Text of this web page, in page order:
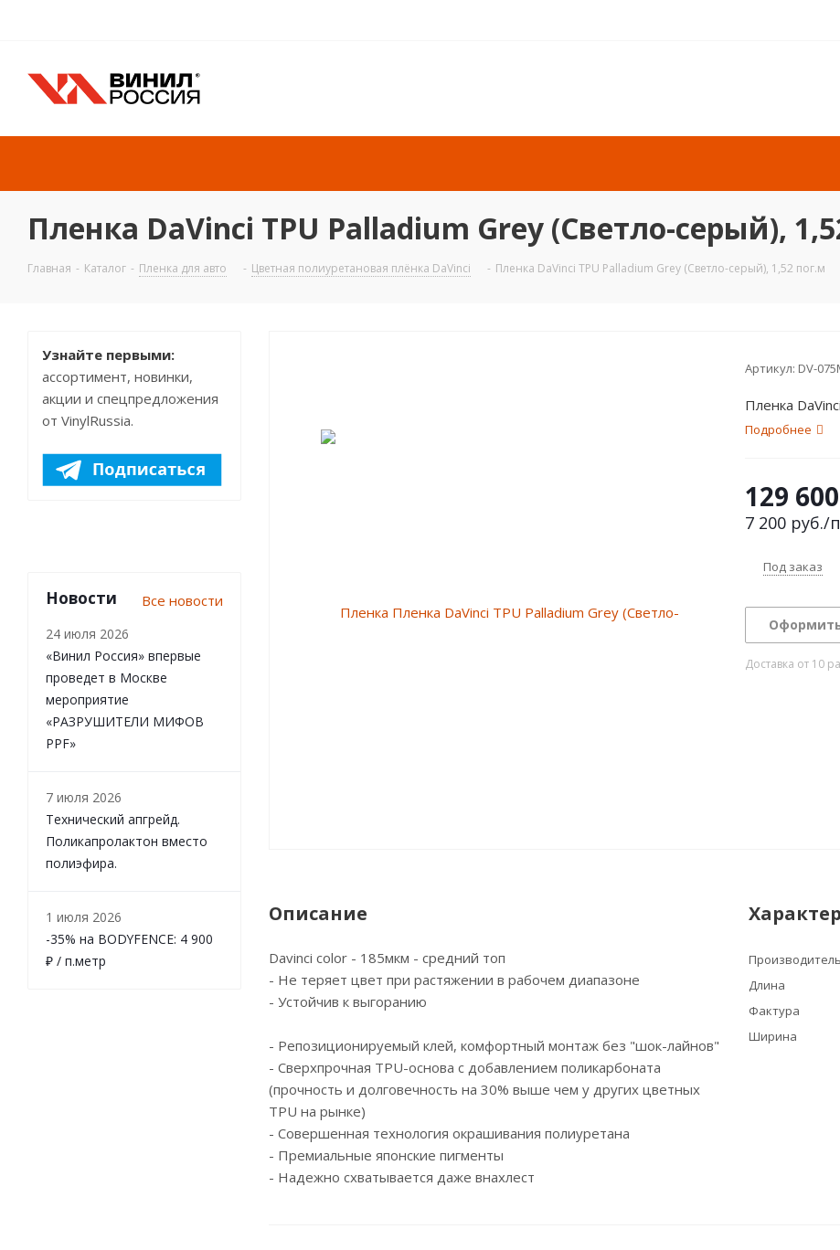
Пленка DaVinci TPU Palladium Grey (Светло-серый),
Главная - Каталог - Пленка для авто - Цветная полиуретановая плёнка DaVinci - Пленка DaVinci TPU Palladium Grey (Светло-серый), 1,52 пог.м
Артикул: DV-
Пленка
Подробнее
129
7 200 руб./
Под заказ
Доставка от 10
Описание
Davinci color - 185мкм - средний топ
- Не теряет цвет при растяжении в рабочем диапазоне
- Устойчив к выгоранию
- Репозиционируемый клей, комфортный монтаж без "шок-лайнов"
- Сверхпрочная TPU-основа с добавлением поликарбоната
(прочность и долговечность на 30% выше чем у других цветных
TPU на рынке)
- Cовершенная технология окрашивания полиуретана
- Премиальные японские пигменты
- Надежно схватывается даже внахлест
Производитель
Длина
Фактура
Ширина
Узнайте первыми:
ассортимент, новинки,
акции и спецпредложения
от VinylRussia.
Новости Все новости
24 июля 2026
«Винил Россия» впервые
проведет в Москве
мероприятие
«РАЗРУШИТЕЛИ МИФОВ
PPF»
7 июля 2026
Технический апгрейд.
Поликапролактон вместо
полиэфира.
1 июля 2026
-35% на BODYFENCE: 4 900
₽ / п.метр